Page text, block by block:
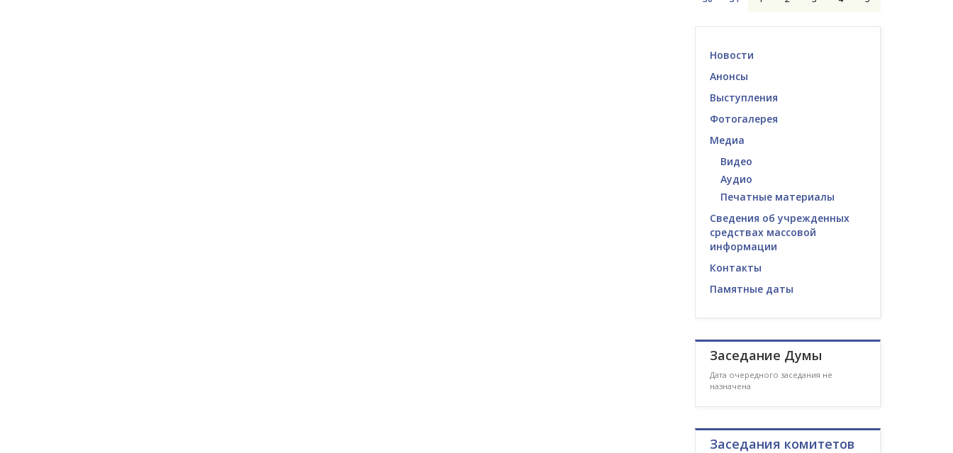
Новости
Анонсы
Выступления
Фотогалерея
Медиа
Видео
Аудио
Печатные материалы
Сведения об учрежденных
средствах массовой
информации
Контакты
Памятные даты
Заседание Думы
Дата очередного заседания не
назначена
Заседания комитетов